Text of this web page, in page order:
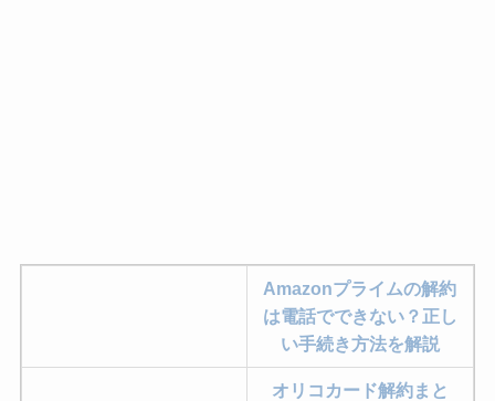
Amazonプライムの解約
は電話でできない？正し
い手続き方法を解説
オリコカード解約まと